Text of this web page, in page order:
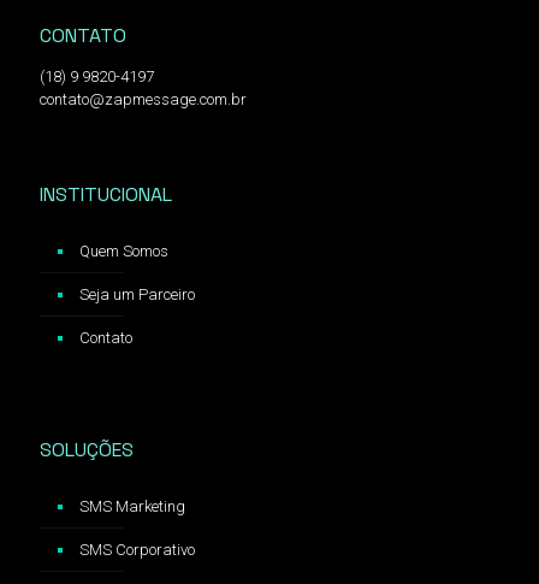
CONTATO
(18) 9 9820-4197
contato@zapmessage.com.br
INSTITUCIONAL
Quem Somos
Seja um Parceiro
Contato
SOLUÇÕES
SMS Marketing
SMS Corporativo